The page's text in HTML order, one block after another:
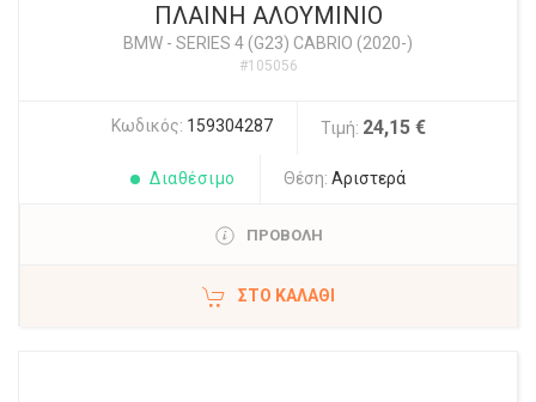
ΠΛΑΙΝΗ ΑΛΟΥΜΙΝΙΟ
BMW - SERIES 4 (G23) CABRIO (2020-)
#105056
Κωδικός: 159304287 Τιμή: 24,15 €
Διαθέσιμο Θέση: Αριστερά
ΠΡΟΒΟΛΗ
ΣΤΟ ΚΑΛΆΘΙ